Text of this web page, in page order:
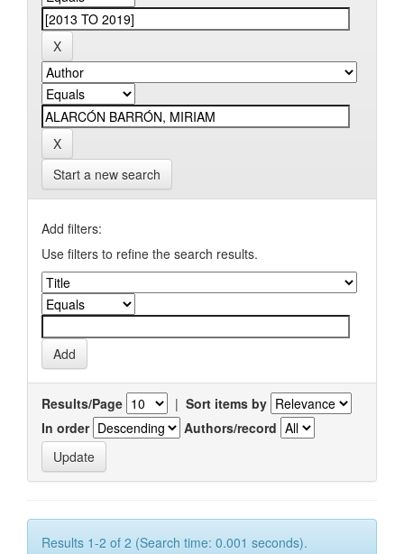
Start a new search
Add filters:
Use filters to refine the search results.
Results/Page | Sort items by
In order
Authors/record
Results 1-2 of 2 (Search time: 0.001 seconds).